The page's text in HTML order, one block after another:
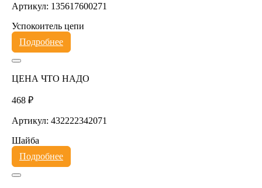
Артикул: 135617600271
Успокоитель цепи
Подробнее
ЦЕНА ЧТО НАДО
468 ₽
Артикул: 432222342071
Шайба
Подробнее